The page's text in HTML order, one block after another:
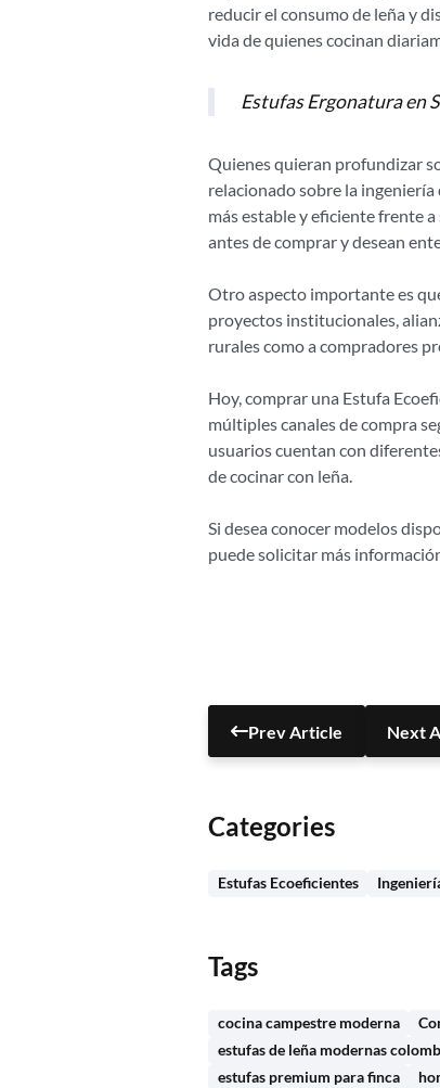
reducir el consumo de leña y
vida de quienes cocinan
Estufas Ergonatura en
Quienes quieran profundizar
relacionado sobre la
más estable y eficiente frente
antes de comprar y desean
Otro aspecto importante es
proyectos institucionales,
rurales como a compradores
Hoy, comprar una Estufa
múltiples canales de compra
usuarios cuentan con
de cocinar con leña.
Si desea conocer modelos
puede solicitar más
Prev Article Next
Categories
Estufas Ecoeficientes
Tags
cocina campestre moderna
estufas de leña modernas
estufas premium para finca